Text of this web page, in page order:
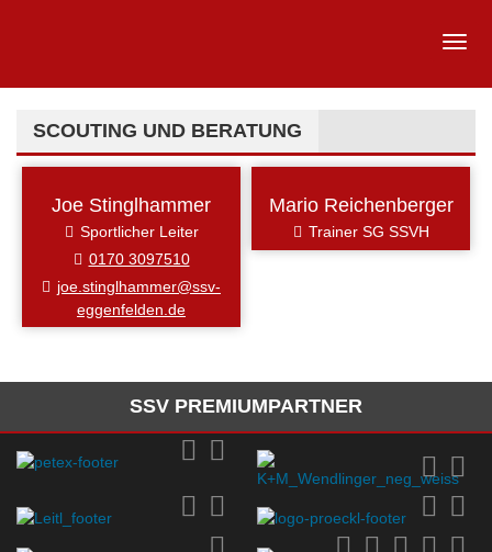
SCOUTING UND BERATUNG
Joe Stinglhammer
Sportlicher Leiter
0170 3097510
joe.stinglhammer@ssv-
eggenfelden.de
Mario Reichenberger
Trainer SG SSVH
SSV PREMIUMPARTNER